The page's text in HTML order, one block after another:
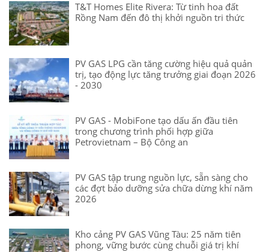
T&T Homes Elite Rivera: Từ tinh hoa đất
Rồng Nam đến đô thị khởi nguồn tri thức
PV GAS LPG cần tăng cường hiệu quả quản
trị, tạo động lực tăng trưởng giai đoạn 2026
- 2030
PV GAS - MobiFone tạo dấu ấn đầu tiên
trong chương trình phối hợp giữa
Petrovietnam – Bộ Công an
PV GAS tập trung nguồn lực, sẵn sàng cho
các đợt bảo dưỡng sửa chữa dừng khí năm
2026
Kho cảng PV GAS Vũng Tàu: 25 năm tiên
phong, vững bước cùng chuỗi giá trị khí